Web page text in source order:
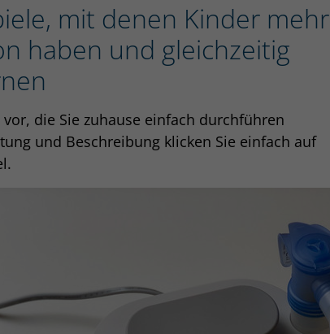
mit denen Kinder mehr
haben und gleichzeitig
die Sie zuhause einfach durchführen
und Beschreibung klicken Sie einfach auf